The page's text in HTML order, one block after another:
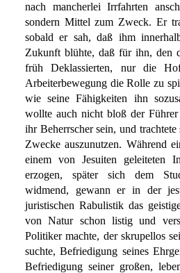
nach mancherlei Irrfahrten
sondern Mittel zum Zweck. Er
sobald er sah, daß ihm
Zukunft blühte, daß für ihn, den
früh Deklassierten, nur die
Arbeiterbewegung die Rolle zu
wie seine Fähigkeiten ihn
wollte auch nicht bloß der
ihr Beherrscher sein, und
Zwecke auszunutzen. Während
einem von Jesuiten geleiteten
erzogen, später sich dem
widmend, gewann er in der
juristischen Rabulistik das
von Natur schon listig und
Politiker machte, der skrupellos
suchte, Befriedigung seines
Befriedigung seiner großen,